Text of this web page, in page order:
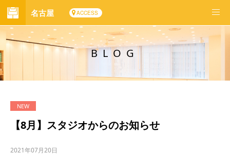
名古屋 ACCESS
BLOG
【8月】スタジオからのお知らせ
2021年07月20日